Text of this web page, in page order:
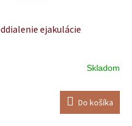
ejakulácie
Skladom
Do košíka